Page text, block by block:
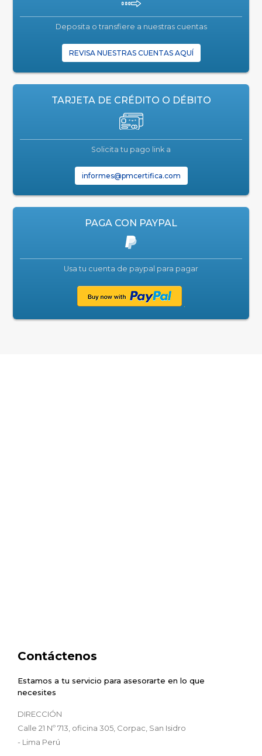
Deposita o transfiere a nuestras cuentas
REVISA NUESTRAS CUENTAS AQUÍ
TARJETA DE CRÉDITO O DÉBITO
Solicita tu pago link a
informes@pmcertifica.com
PAGA CON PAYPAL
Usa tu cuenta de paypal para pagar
Contáctenos
Estamos a tu servicio para asesorarte en lo que
necesites
DIRECCIÓN
Calle 21 Nº 713, oficina 305, Corpac, San Isidro
- Lima Perú